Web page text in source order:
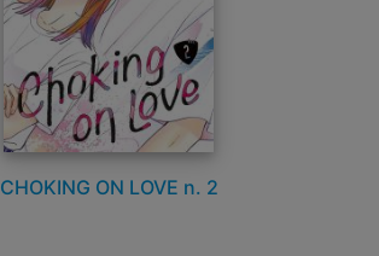
CHOKING ON LOVE n. 2